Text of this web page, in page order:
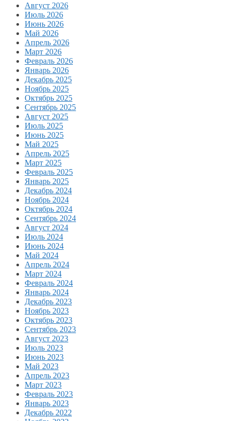
Август 2026
Июль 2026
Июнь 2026
Май 2026
Апрель 2026
Март 2026
Февраль 2026
Январь 2026
Декабрь 2025
Ноябрь 2025
Октябрь 2025
Сентябрь 2025
Август 2025
Июль 2025
Июнь 2025
Май 2025
Апрель 2025
Март 2025
Февраль 2025
Январь 2025
Декабрь 2024
Ноябрь 2024
Октябрь 2024
Сентябрь 2024
Август 2024
Июль 2024
Июнь 2024
Май 2024
Апрель 2024
Март 2024
Февраль 2024
Январь 2024
Декабрь 2023
Ноябрь 2023
Октябрь 2023
Сентябрь 2023
Август 2023
Июль 2023
Июнь 2023
Май 2023
Апрель 2023
Март 2023
Февраль 2023
Январь 2023
Декабрь 2022